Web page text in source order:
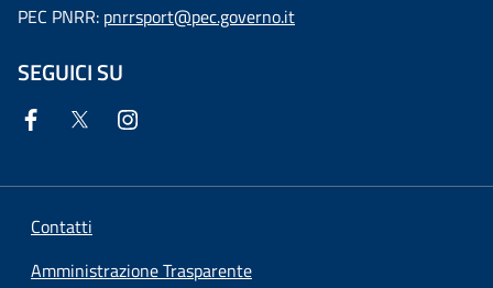
PEC PNRR: pnrrsport@pec.governo.it
SEGUICI SU
Contatti
Amministrazione Trasparente